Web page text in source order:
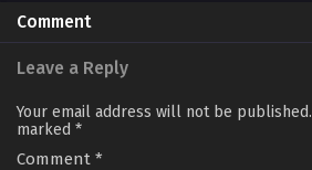
Comment
Leave a Reply
Your email address will not be published.
marked *
Comment *